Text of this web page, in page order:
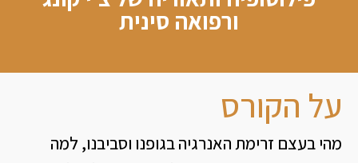
ורפואה סינית
על הקורס
מהי בעצם זרימת האנרגיה בגופנו וסביבנו, למה